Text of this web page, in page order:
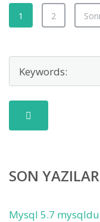
1 2
SON YAZILAR
Mysql 5.7